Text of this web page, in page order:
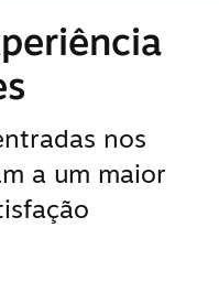
nos
a um maior